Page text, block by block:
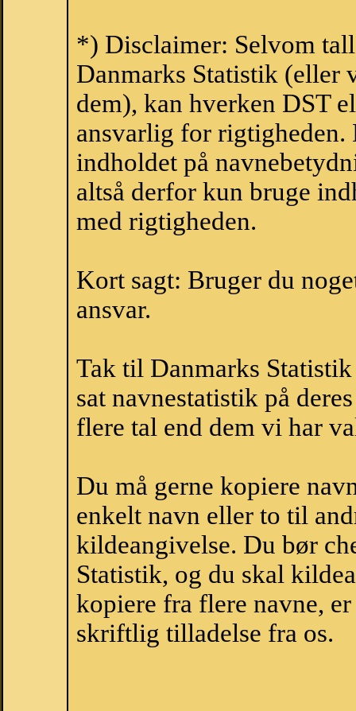
*) Disclaimer: Selvom
Danmarks Statistik (eller
dem), kan hverken DST
ansvarlig for
indholdet på
altså derfor kun bruge
med rigtigheden.
Kort sagt: Bruger du
ansvar.
Tak til Danmarks
sat navnestatistik på
flere tal end dem vi har
Du må gerne kopiere
enkelt navn eller to til
kildeangivelse. Du bør
Statistik, og du skal
kopiere fra flere navne,
skriftlig tilladelse fra os.